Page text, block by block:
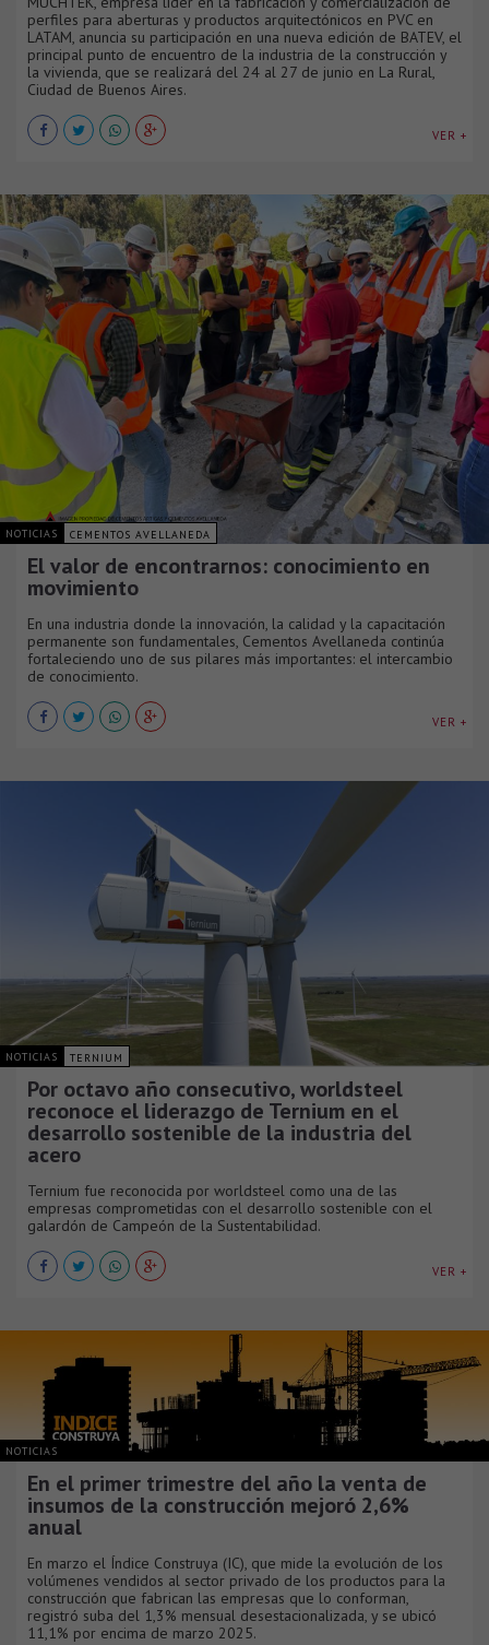
perfiles para aberturas y productos arquitectónicos en PVC en
LATAM, anuncia su participación en una nueva edición de BATEV, el
principal punto de encuentro de la industria de la construcción y
la vivienda, que se realizará del 24 al 27 de junio en La Rural,
Ciudad de Buenos Aires.
VER +
NOTICIAS CEMENTOS AVELLANEDA
El valor de encontrarnos: conocimiento en
movimiento
En una industria donde la innovación, la calidad y la capacitación
permanente son fundamentales, Cementos Avellaneda continúa
fortaleciendo uno de sus pilares más importantes: el intercambio
de conocimiento.
VER +
NOTICIAS TERNIUM
Por octavo año consecutivo, worldsteel
reconoce el liderazgo de Ternium en el
desarrollo sostenible de la industria del
acero
Ternium fue reconocida por worldsteel como una de las
empresas comprometidas con el desarrollo sostenible con el
galardón de Campeón de la Sustentabilidad.
VER +
NOTICIAS
En el primer trimestre del año la venta de
insumos de la construcción mejoró 2,6%
anual
En marzo el Índice Construya (IC), que mide la evolución de los
volúmenes vendidos al sector privado de los productos para la
construcción que fabrican las empresas que lo conforman,
registró suba del 1,3% mensual desestacionalizada, y se ubicó
11,1% por encima de marzo 2025.